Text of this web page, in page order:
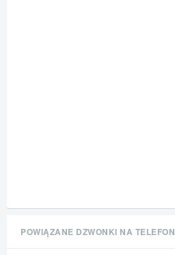
POWIĄZANE DZWONKI NA TELEFON